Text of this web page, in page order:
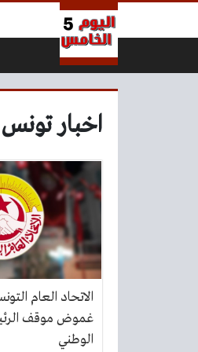
التخطي إلى المحتوى
اخبار تونس
الاتحاد العام
غموض موقف
الوطني